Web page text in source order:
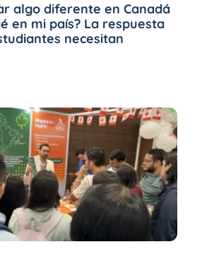
algo diferente en Canadá
en mi país? La respuesta
necesitan